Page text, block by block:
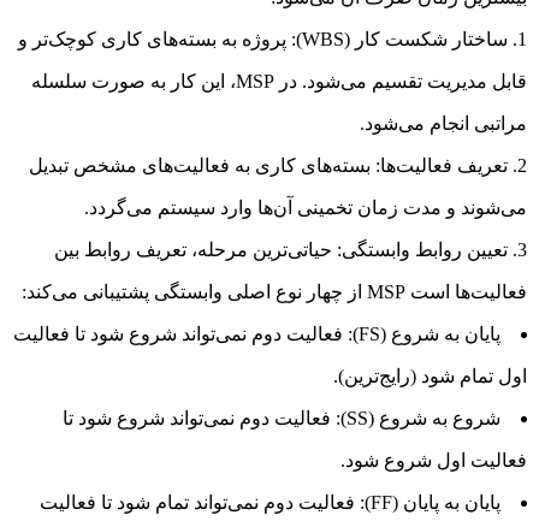
ساختار شکست کار (WBS): پروژه به بسته‌های کاری کوچک‌تر و
قابل مدیریت تقسیم می‌شود. در MSP، این کار به صورت سلسله
مراتبی انجام می‌شود.
تعریف فعالیت‌ها: بسته‌های کاری به فعالیت‌های مشخص تبدیل
می‌شوند و مدت زمان تخمینی آن‌ها وارد سیستم می‌گردد.
تعیین روابط وابستگی: حیاتی‌ترین مرحله، تعریف روابط بین
فعالیت‌ها است MSP از چهار نوع اصلی وابستگی پشتیبانی می‌کند:
پایان به شروع (FS): فعالیت دوم نمی‌تواند شروع شود تا فعالیت
اول تمام شود (رایج‌ترین).
شروع به شروع (SS): فعالیت دوم نمی‌تواند شروع شود تا
فعالیت اول شروع شود.
پایان به پایان (FF): فعالیت دوم نمی‌تواند تمام شود تا فعالیت